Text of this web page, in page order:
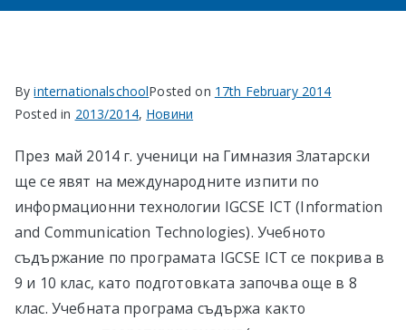
ByinternationalschoolPosted on 17th February 2014
Posted in 2013/2014, Новини
През май 2014 г. ученици на Гимназия Златарски
ще се явят на международните изпити по
информационни технологии IGCSE ICT (Information
and Communication Technologies). Учебното
съдържание по програмата IGCSE ICT се покрива в
9 и 10 клас, като подготовката започва още в 8
клас. Учебната програма съдържа както